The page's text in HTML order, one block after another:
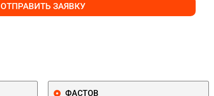
ОТПРАВИТЬ ЗАЯВКУ
ФАСТОВ